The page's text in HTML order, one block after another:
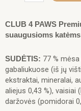
4
PAWS
Premium
visavertis
konservuotas
maistas
suaugusioms
katėms
palengvinantis
CLUB 4 PAWS
suaugusioms
SUDĖTIS: 77 %
gabaliukuose (iš jų
ekstraktai, mineralai,
aliejus 0,43 %), vaisiai
daržovės (pomidorai